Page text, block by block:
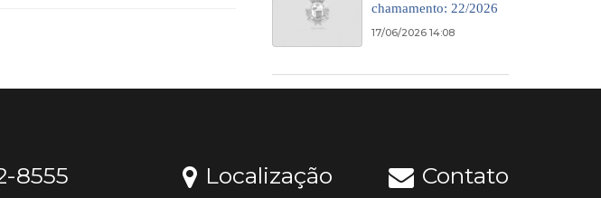
chamamento: 22/2026
17/06/2026 14:08
8555 Localização Contato